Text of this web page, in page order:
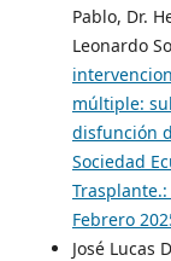
Pablo, Dr.
Leonardo
múltiple:
disfunción
Sociedad
Febrero
José Lucas